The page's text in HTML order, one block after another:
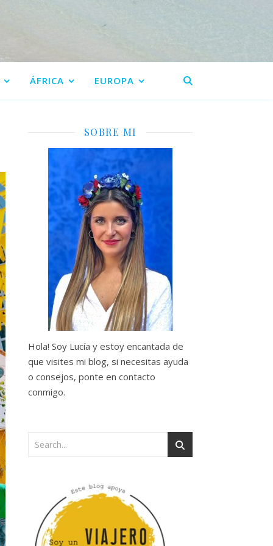
ÁFRICA EUROPA
SOBRE MI
Hola! Soy Lucía y estoy encantada de
que visites mi blog, si necesitas ayuda
o consejos, ponte en contacto
conmigo.